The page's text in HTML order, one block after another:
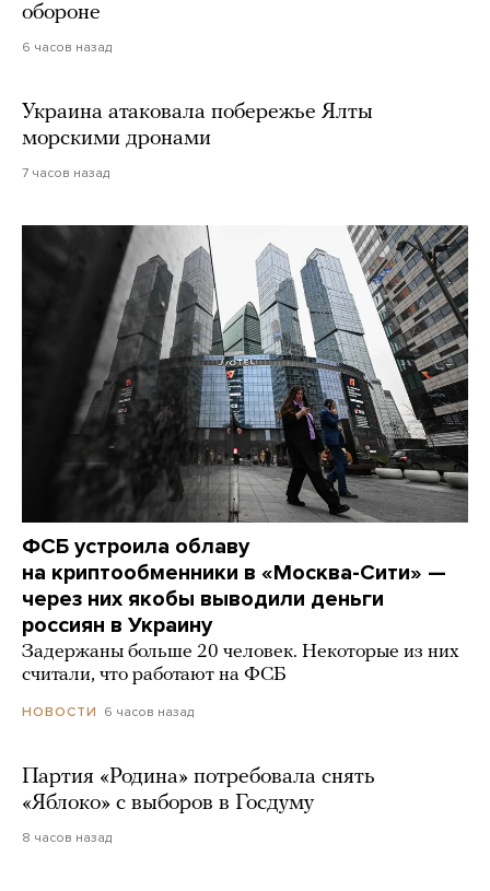
обороне
6 часов назад
Украина атаковала побережье Ялты
морскими дронами
7 часов назад
ФСБ устроила облаву
на криптообменники в «Москва-Сити» —
через них якобы выводили деньги
россиян в Украину
Задержаны больше 20 человек. Некоторые из них
считали, что работают на ФСБ
НОВОСТИ 6 часов назад
Партия «Родина» потребовала снять
«Яблоко» с выборов в Госдуму
8 часов назад